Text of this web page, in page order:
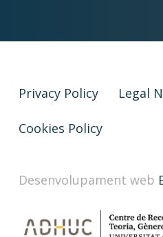
Privacy Policy Legal
Cookies Policy
Desenvolupament web